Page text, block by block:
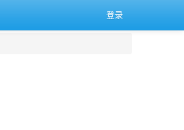
登录